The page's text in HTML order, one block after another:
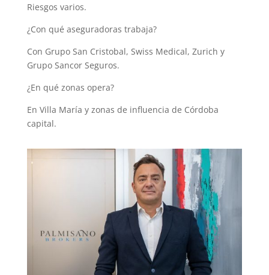
Riesgos varios.
¿Con qué aseguradoras trabaja?
Con Grupo San Cristobal, Swiss Medical, Zurich y
Grupo Sancor Seguros.
¿En qué zonas opera?
En Villa María y zonas de influencia de Córdoba
capital.